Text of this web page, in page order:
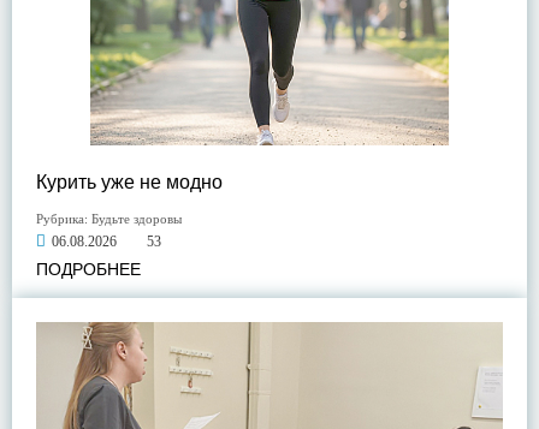
Курить уже не модно
Рубрика: Будьте здоровы
06.08.2026 53
ПОДРОБНЕЕ